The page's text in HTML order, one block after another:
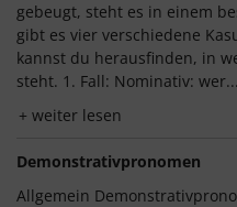
gebeugt, steht es in einem
gibt es vier verschiedene
kannst du herausfinden, in
steht. 1. Fall: Nominativ: wer...
weiter lesen
Demonstrativpronomen
Allgemein